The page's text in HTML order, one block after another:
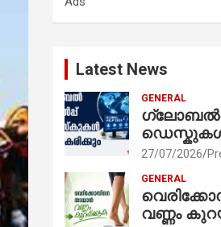
Latest News
GENERAL
ഡെസ്കുകൾ
27/07/2026
GENERAL
വണ്ണം